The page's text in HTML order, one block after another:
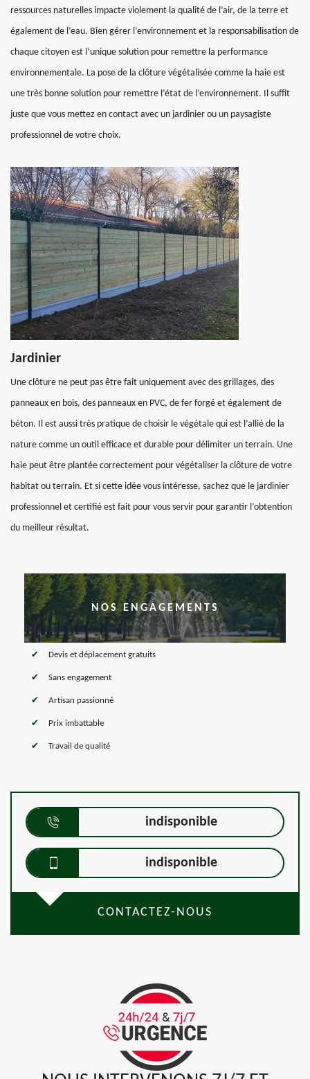
ressources naturelles impacte violement la qualité de l’air, de la terre et
également de l’eau. Bien gérer l’environnement et la responsabilisation de
chaque citoyen est l’unique solution pour remettre la performance
environnementale. La pose de la clôture végétalisée comme la haie est
une très bonne solution pour remettre l’état de l’environnement. Il suffit
juste que vous mettez en contact avec un jardinier ou un paysagiste
professionnel de votre choix.
Jardinier
Une clôture ne peut pas être fait uniquement avec des grillages, des
panneaux en bois, des panneaux en PVC, de fer forgé et également de
béton. Il est aussi très pratique de choisir le végétale qui est l’allié de la
nature comme un outil efficace et durable pour délimiter un terrain. Une
haie peut être plantée correctement pour végétaliser la clôture de votre
habitat ou terrain. Et si cette idée vous intéresse, sachez que le jardinier
professionnel et certifié est fait pour vous servir pour garantir l’obtention
du meilleur résultat.
NOS ENGAGEMENTS
Devis et déplacement gratuits
Sans engagement
Artisan passionné
Prix imbattable
Travail de qualité
indisponible
indisponible
CONTACTEZ-NOUS